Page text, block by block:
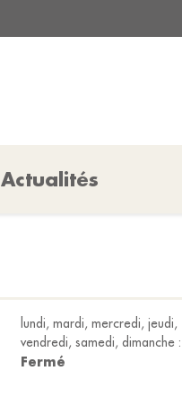
Actualités
lundi, mardi, mercredi, jeudi,
vendredi, samedi, dimanche :
Fermé